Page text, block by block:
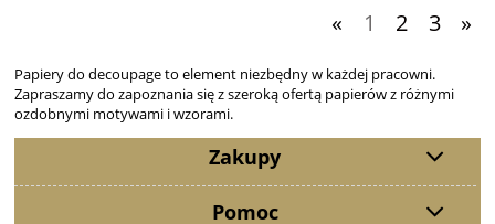
« 1 2 3 »
Papiery do decoupage to element niezbędny w każdej pracowni.
Zapraszamy do zapoznania się z szeroką ofertą papierów z różnymi
ozdobnymi motywami i wzorami.
Zakupy
Pomoc